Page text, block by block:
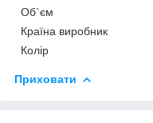
Об`єм
Країна виробник
Колір
Приховати